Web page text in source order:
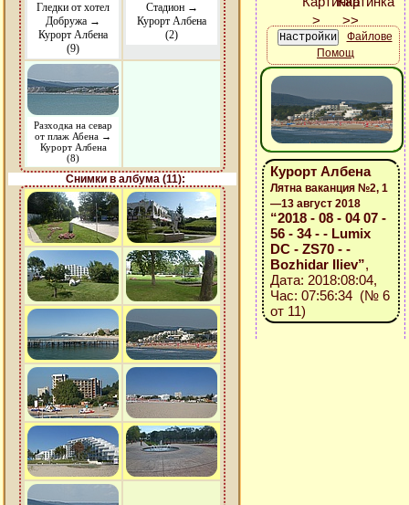
Гледки от хотел
Добружа →
Курорт Албена
(9)
Стадион →
Курорт Албена
(2)
Разходка на севар
от плаж Абена →
Курорт Албена
(8)
Снимки в албума (11):
Файлове
Помощ
Курорт Албена
Лятна ваканция №2, 1
—13 август 2018
“2018 - 08 - 04 07 -
56 - 34 - - Lumix
DC - ZS70 - -
Bozhidar Iliev”,
Дата: 2018:08:04,
Час: 07:56:34 (№ 6
от 11)